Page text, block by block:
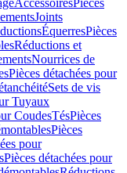
AccessoiresPièces
Joints
ÉquerresPièces
Réductions et
Nourrices de
Pièces détachées pour
Sets de vis
Tuyaux
CoudesTésPièces
Pièces
pour
Pièces détachées pour